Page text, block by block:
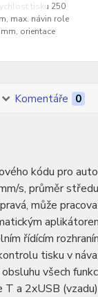
tisku 250
max. návin role
orientace
Komentáře 0
kódu pro
s, průměr
může
řídícím
tisku v
všech
a 2xUSB